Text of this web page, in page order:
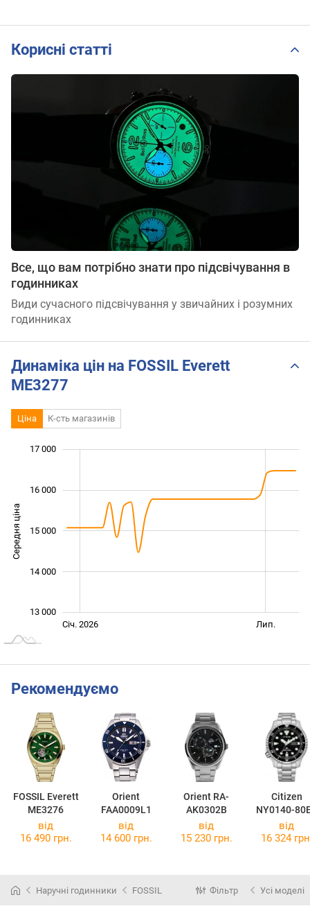
Корисні статті
Все, що вам потрібно знати про підсвічування в
годинниках
Види сучасного підсвічування у звичайних і розумних
годинниках
Динаміка цін на FOSSIL Everett
ME3277
Ціна К-сть магазинів
Середня ціна 13 000
13 000
14 000
15 000
16 000
17 000
L
Жовт.
Січ. 2026
Січ. 2027
Лип. Лип.
Рекомендуємо
FOSSIL Everett
ME3276
Orient
FAA0009L1
Orient RA-
AK0302B
Citizen
NY0140-
від
16 490 грн.
від
14 600 грн.
від
15 230 грн.
від
16 324
Наручні годинники FOSSIL Фільтр Усі моделі